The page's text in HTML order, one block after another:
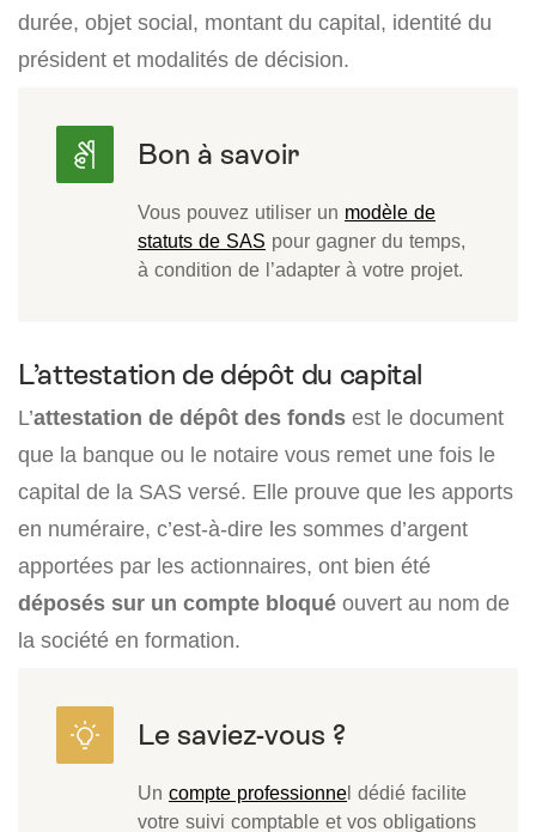
durée, objet social, montant du capital, identité du
président et modalités de décision.
Vous pouvez utiliser un modèle de
statuts de SAS pour gagner du temps,
à condition de l’adapter à votre projet.
L’attestation de dépôt du capital
L’attestation de dépôt des fonds est le document
que la banque ou le notaire vous remet une fois le
capital de la SAS versé. Elle prouve que les apports
en numéraire, c’est-à-dire les sommes d’argent
apportées par les actionnaires, ont bien été
déposés sur un compte bloqué ouvert au nom de
la société en formation.
Un compte professionnel dédié facilite
votre suivi comptable et vos obligations